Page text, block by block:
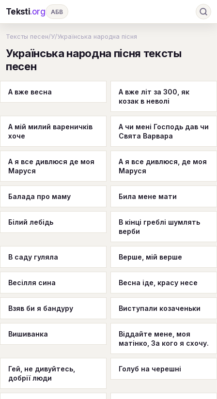
Teksti.org АБВ
И К Л М Н О П Р
Т
Я En D E F
M N O P
Q R S T V W X Y
Z #
Тексты песен/У/Українська народна пісня
Українська народна пісня тексты
песен
А вже весна
А вже літ за 300, як
козак в неволі
А мій милий вареничків
хоче
А чи мені Господь дав чи
Свята Варвара
А я все дивлюся де моя
Маруся
А я все дивлюся, де моя
Маруся
Балада про маму Била мене мати
Білий лебідь
В кінці греблі шумлять
верби
В саду гуляла Верше, мій верше
Весілля сина Весна іде, красу несе
Взяв би я бандуру Виступали козаченьки
Вишиванка
Віддайте мене, моя
матінко, За кого я схочу.
Гей, не дивуйтесь,
добрії люди
Голуб на черешні